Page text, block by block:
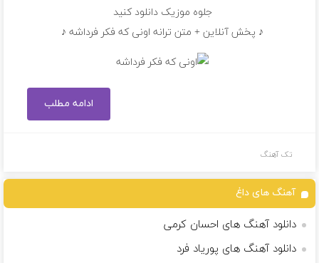
جلوه موزیک دانلود کنید
♪ پخش آنلاین + متن ترانه اونی که فکر فرداشه ♪
ادامه مطلب
تک آهنگ
آهنگ های داغ
دانلود آهنگ های احسان کرمی
دانلود آهنگ های پوریاد فرد